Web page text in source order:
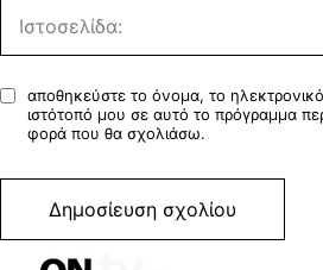
αποθηκεύστε το όνομα, το
ιστότοπό μου σε αυτό το πρόγραμμα
φορά που θα σχολιάσω.